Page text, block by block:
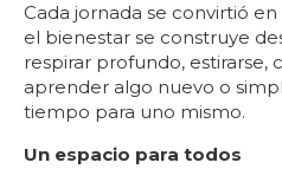
Cada jornada se convirtió
el bienestar se construye
respirar profundo, estirarse,
aprender algo nuevo o
tiempo para uno mismo.
Un espacio para todos